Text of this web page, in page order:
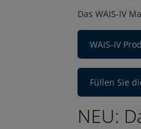
Das WAIS-IV
WAIS-IV
Füllen Sie
NEU: